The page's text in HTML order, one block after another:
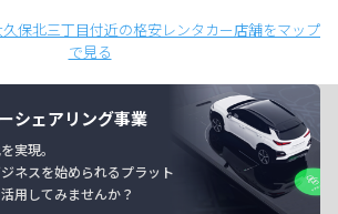
保北三丁目付近の格安レンタカー店舗をマップ
で見る
シェアリング事業
実現。
ネスを始められるプラット
用してみませんか？